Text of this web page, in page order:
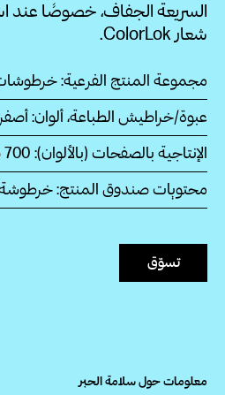
السريعة الجفاف، خصوصًا عند
شعار ColorLok.
مجموعة المنتج الفرعية:
عبوة/خراطيش الطباعة، ألوان: أصفر
الإنتاجية بالصفحات (بالألوان): 700‏ صفحة تقريبًا
محتويات صندوق المنتج:
تسوّق
معلومات حول سلامة الحبر